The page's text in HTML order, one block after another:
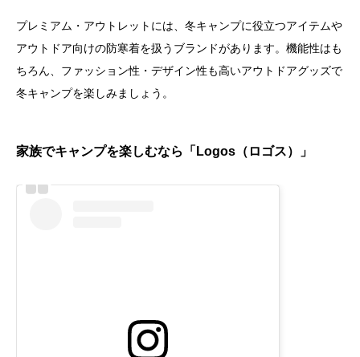
プレミアム・アウトレットには、冬キャンプに役立つアイテムや
アウトドア向けの防寒着を扱うブランドがあります。機能性はも
ちろん、ファッション性・デザイン性も高いアウトドアグッズで
冬キャンプを楽しみましょう。
家族でキャンプを楽しむなら「Logos（ロゴス）」